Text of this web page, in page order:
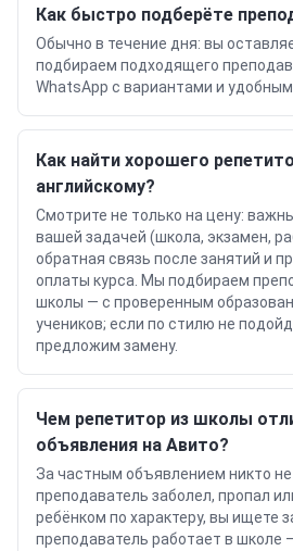
Как быстро подберёте
Обычно в течение дня: вы
подбираем подходящего
WhatsApp с вариантами и
Как найти хорошего
английскому?
Смотрите не только на цену:
вашей задачей (школа, экзамен,
обратная связь после занятий и
оплаты курса. Мы подбираем
школы — с проверенным
учеников; если по стилю не
предложим замену.
Чем репетитор из школы
объявления на Авито?
За частным объявлением никто не
преподаватель заболел, пропал
ребёнком по характеру, вы ищете
преподаватель работает в школе